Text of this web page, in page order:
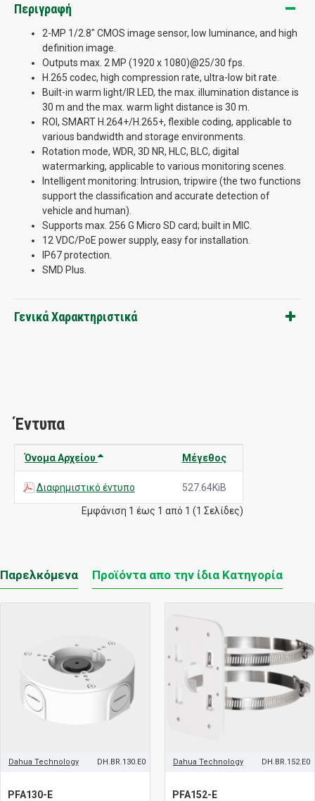
Περιγραφή
2-MP 1/2.8" CMOS image sensor, low luminance, and high
definition image.
Outputs max. 2 MP (1920 x 1080)@25/30 fps.
H.265 codec, high compression rate, ultra-low bit rate.
Built-in warm light/IR LED, the max. illumination distance is
30 m and the max. warm light distance is 30 m.
ROI, SMART H.264+/H.265+, flexible coding, applicable to
various bandwidth and storage environments.
Rotation mode, WDR, 3D NR, HLC, BLC, digital
watermarking, applicable to various monitoring scenes.
Intelligent monitoring: Intrusion, tripwire (the two functions
support the classification and accurate detection of
vehicle and human).
Supports max. 256 G Micro SD card; built in MIC.
12 VDC/PoE power supply, easy for installation.
IP67 protection.
SMD Plus.
Γενικά Χαρακτηριστικά
Έντυπα
Όνομα Αρχείου Μέγεθος
Διαφημιστικό έντυπο 527.64KiB
Εμφάνιση 1 έως 1 από 1 (1 Σελίδες)
Παρελκόμενα Προϊόντα απο την ίδια Κατηγορία
Dahua Technology DH.BR.130.E0
PFA130-E
Dahua Technology DH.BR.152.E0
PFA152-E